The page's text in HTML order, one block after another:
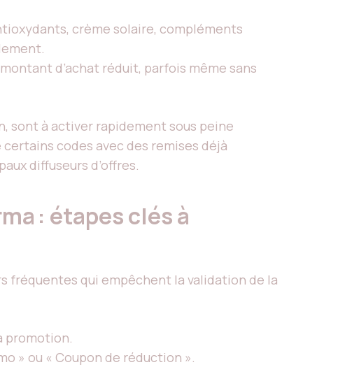
crème solaire, compléments
d’achat réduit, parfois même sans
sont à activer rapidement sous peine
codes avec des remises déjà
diffuseurs d’offres.
: étapes clés à
fréquentes qui empêchent la validation de la
promotion.
» ou « Coupon de réduction ».